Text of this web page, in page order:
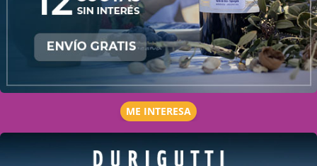
ME INTERESA